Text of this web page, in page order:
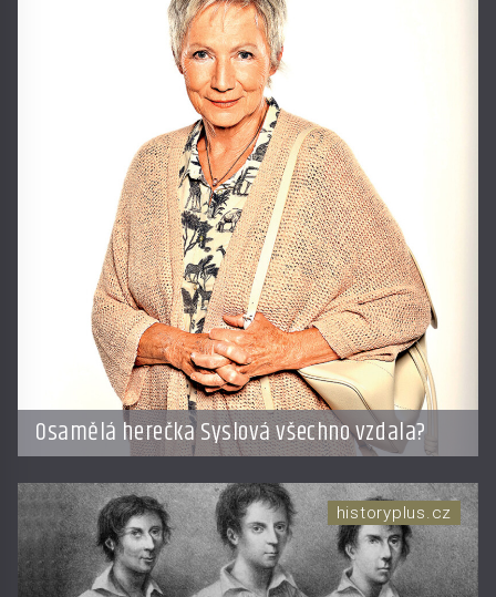
Osamělá herečka Syslová všechno vzdala?
historyplus.cz